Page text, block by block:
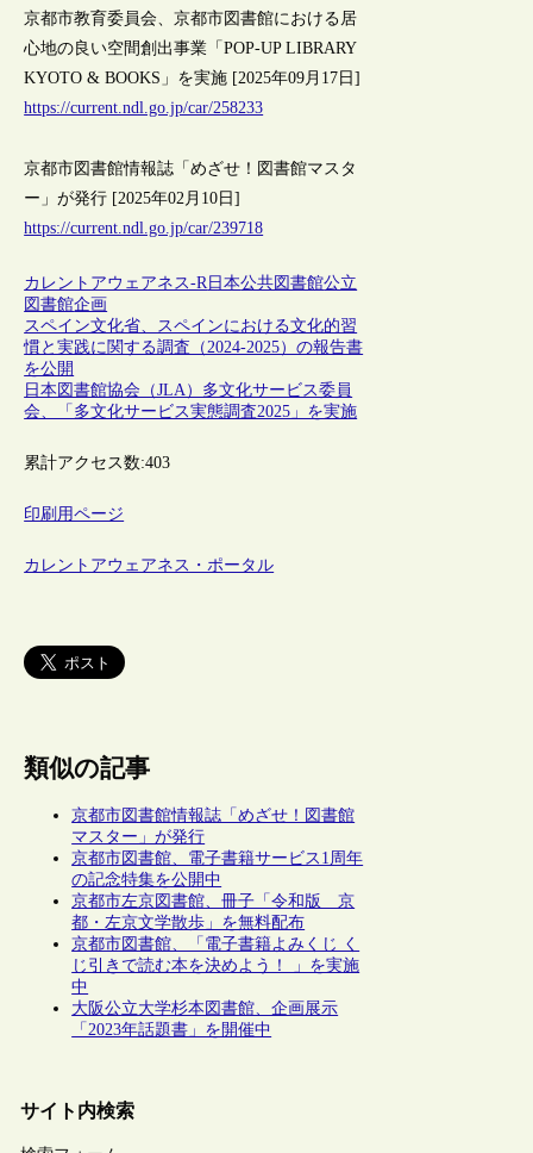
京都市教育委員会、京都市図書館における居
心地の良い空間創出事業「POP-UP LIBRARY
KYOTO & BOOKS」を実施 [2025年09月17日]
https://current.ndl.go.jp/car/258233
京都市図書館情報誌「めざせ！図書館マスタ
ー」が発行 [2025年02月10日]
https://current.ndl.go.jp/car/239718
カレントアウェアネス-R 日本公共図書館公立
図書館企画
スペイン文化省、スペインにおける文化的習
慣と実践に関する調査（2024-2025）の報告書
を公開
日本図書館協会（JLA）多文化サービス委員
会、「多文化サービス実態調査2025」を実施
累計アクセス数:403
印刷用ページ
カレントアウェアネス・ポータル
類似の記事
京都市図書館情報誌「めざせ！図書館
マスター」が発行
京都市図書館、電子書籍サービス1周年
の記念特集を公開中
京都市左京図書館、冊子「令和版 京
都・左京文学散歩」を無料配布
京都市図書館、「電子書籍よみくじ く
じ引きで読む本を決めよう！ 」を実施
中
大阪公立大学杉本図書館、企画展示
「2023年話題書」を開催中
サイト内検索